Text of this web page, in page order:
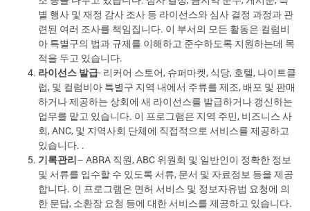
별 행사 및 재정 감사 조사 등 라이선스와 심사 결정 과정과 관
련된 여러 조사를 책임집니다. 이 부서의 모든 활동은 컬럼비
아 특별구의 법과 규제를 이해하고 준수하도록 지원하는데 목
적을 두고 있습니다.
라이선스 발급- 리커어 스토어, 슈퍼마켓, 식당, 호텔, 나이트클
럽, 및 컬럼비아 특별구 지역 내에서 주류를 제조, 배포 및 판매
하거나 제공하는 상회에 새 라이선스를 발급하거나 갱신하는
업무를 맡고 있습니다. 이 프로그램은 지역 주민, 비즈니스 사
회, ANC, 및 지역사회 단체에 직접적으로 서비스를 제공하고
있습니다. .
기록관리– ABRA 직원, ABC 위원회 및 일반인이 정확한 정보
및 서류를 입수할 수 있도록 서류, 문서 및 자료정보 등을 제공
합니다. 이 프로그램은 면허 서비스 및 정보자유법 요청에 의
한 문답, 소환장 요청 등에 대한 서비스를 제공하고 있습니다.